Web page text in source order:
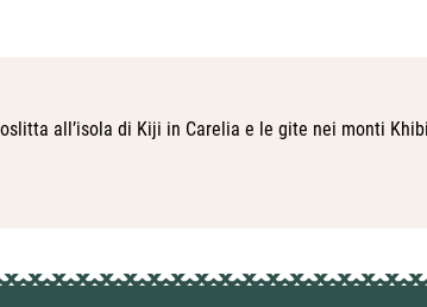
all’isola di Kiji in Carelia e le gite nei monti